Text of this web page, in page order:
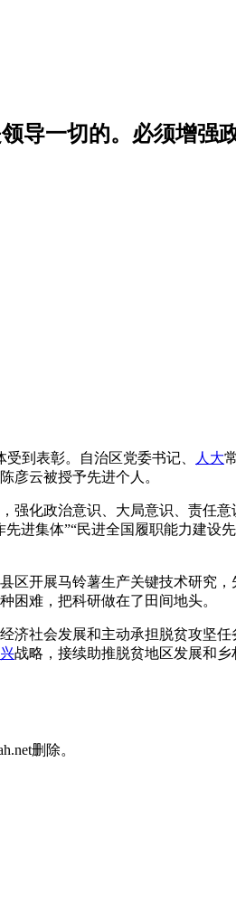
导一切的。必须增强
到表彰。自治区党委书记、 人大
彦云被授予先进个人。
化政治意识、大局意识、责任
集体”“民进全国履职能力建设
开展马铃薯生产关键技术研究，
困难，把科研做在了田间地头。
社会发展和主动承担脱贫攻坚任
战略，接续助推脱贫地区发展和乡
删除。